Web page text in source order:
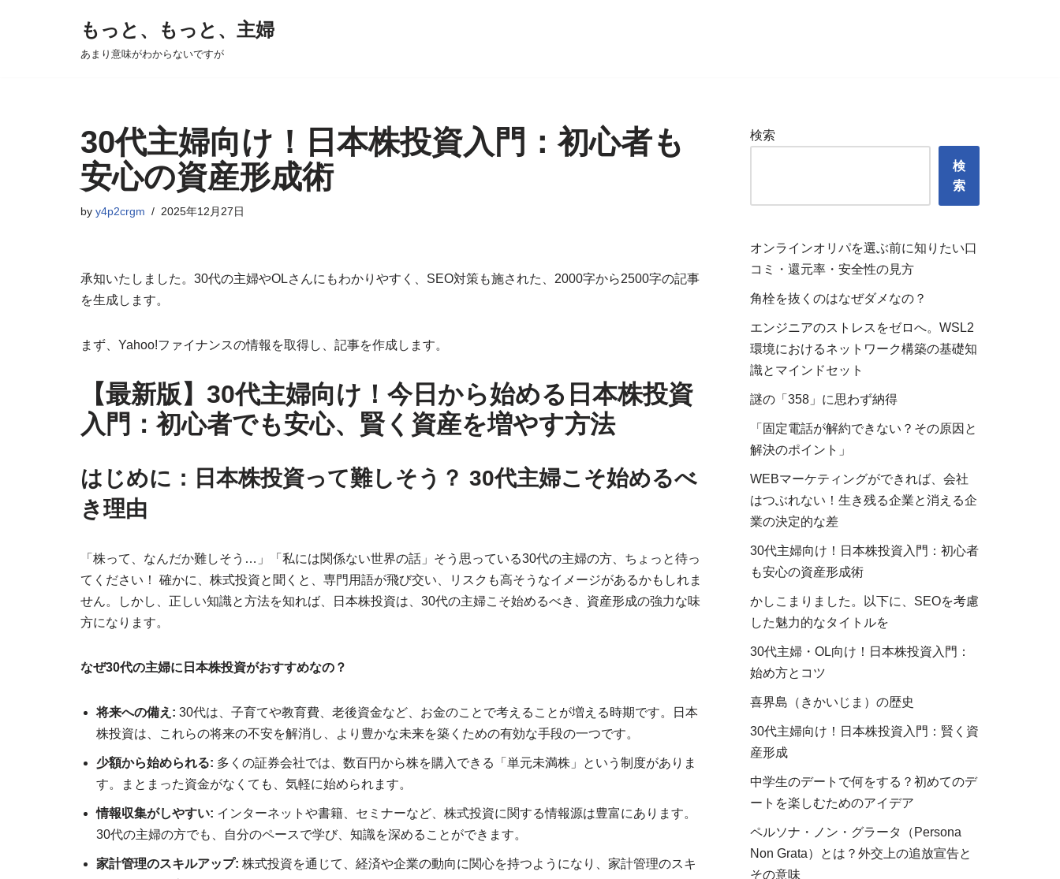
もっと、もっと、主婦
あまり意味がわからないですが
30代主婦向け！日本株投資入門：初心者も
安心の資産形成術
by y4p2crgm 2025年12月27日
承知いたしました。30代の主婦やOLさんにもわかりやすく、SEO対策も施された、2000字から2500字の記事
を生成します。
まず、Yahoo!ファイナンスの情報を取得し、記事を作成します。
【最新版】30代主婦向け！今日から始める日本株投資
入門：初心者でも安心、賢く資産を増やす方法
はじめに：日本株投資って難しそう？ 30代主婦こそ始めるべ
き理由
「株って、なんだか難しそう…」「私には関係ない世界の話」そう思っている30代の主婦の方、ちょっと待っ
てください！ 確かに、株式投資と聞くと、専門用語が飛び交い、リスクも高そうなイメージがあるかもしれま
せん。しかし、正しい知識と方法を知れば、日本株投資は、30代の主婦こそ始めるべき、資産形成の強力な味
方になります。
なぜ30代の主婦に日本株投資がおすすめなの？
将来への備え: 30代は、子育てや教育費、老後資金など、お金のことで考えることが増える時期です。日本
株投資は、これらの将来の不安を解消し、より豊かな未来を築くための有効な手段の一つです。
少額から始められる: 多くの証券会社では、数百円から株を購入できる「単元未満株」という制度がありま
す。まとまった資金がなくても、気軽に始められます。
情報収集がしやすい: インターネットや書籍、セミナーなど、株式投資に関する情報源は豊富にあります。
30代の主婦の方でも、自分のペースで学び、知識を深めることができます。
家計管理のスキルアップ: 株式投資を通じて、経済や企業の動向に関心を持つようになり、家計管理のスキ
検索
検
索
オンラインオリパを選ぶ前に知りたい口
コミ・還元率・安全性の見方
角栓を抜くのはなぜダメなの？
エンジニアのストレスをゼロへ。WSL2
環境におけるネットワーク構築の基礎知
識とマインドセット
謎の「358」に思わず納得
「固定電話が解約できない？その原因と
解決のポイント」
WEBマーケティングができれば、会社
はつぶれない！生き残る企業と消える企
業の決定的な差
30代主婦向け！日本株投資入門：初心者
も安心の資産形成術
かしこまりました。以下に、SEOを考慮
した魅力的なタイトルを
30代主婦・OL向け！日本株投資入門：
始め方とコツ
喜界島（きかいじま）の歴史
30代主婦向け！日本株投資入門：賢く資
産形成
中学生のデートで何をする？初めてのデ
ートを楽しむためのアイデア
ペルソナ・ノン・グラータ（Persona
Non Grata）とは？外交上の追放宣告と
その意味